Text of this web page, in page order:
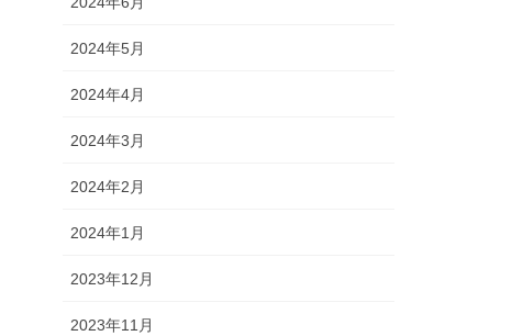
2024年5月
2024年4月
2024年3月
2024年2月
2024年1月
2023年12月
2023年11月